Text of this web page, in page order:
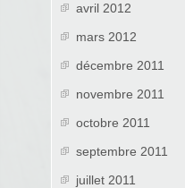
avril 2012
mars 2012
décembre 2011
novembre 2011
octobre 2011
septembre 2011
juillet 2011